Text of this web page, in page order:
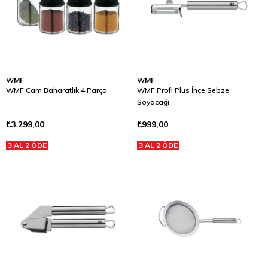
WMF
WMF Cam Baharatlık 4 Parça
₺3.299,00
3 AL 2 ÖDE
WMF
WMF Profi Plus İnce Sebze
Soyacağı
₺999,00
3 AL 2 ÖDE